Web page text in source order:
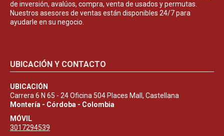
de inversión, avalúos, compra, venta de usados y permutas.
Nuestros asesores de ventas están disponibles 24/7 para
ayudarle en su negocio.
UBICACIÓN Y CONTACTO
UBICACIÓN
Carrera 6 N 65 - 24 Oficina 504 Places Mall, Castellana
Montería - Córdoba - Colombia
MÓVIL
3017294539